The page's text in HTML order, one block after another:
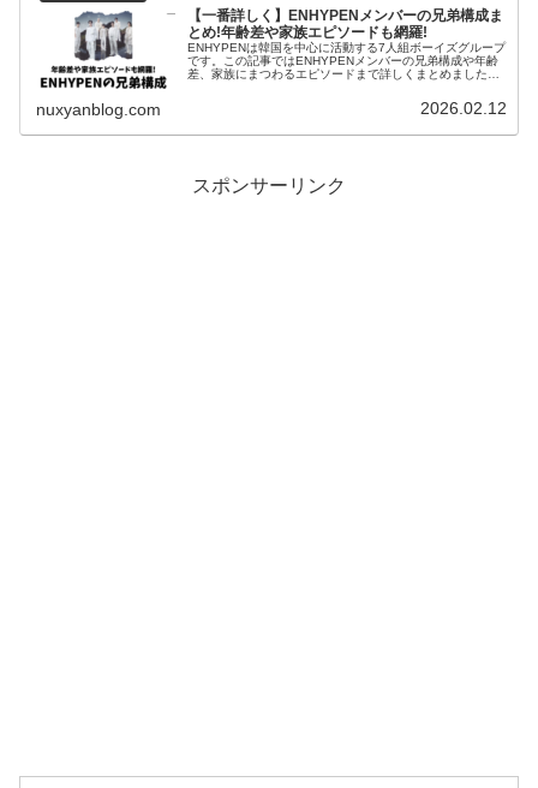
【一番詳しく】ENHYPENメンバーの兄弟構成ま
とめ!年齢差や家族エピソードも網羅!
ENHYPENは韓国を中心に活動する7人組ボーイズグループ
です。この記事ではENHYPENメンバーの兄弟構成や年齢
差、家族にまつわるエピソードまで詳しくまとめました。
nuxyanblog.com 2026.02.12
スポンサーリンク